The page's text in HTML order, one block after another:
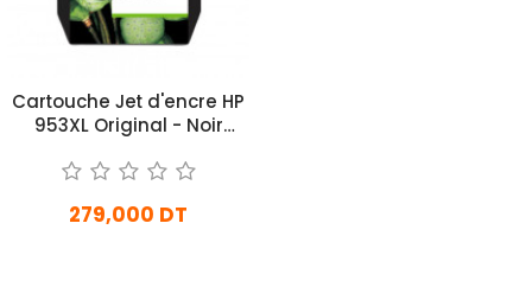
Cartouche Jet d'encre HP
953XL Original - Noir
279,000 DT